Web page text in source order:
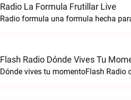
Radio La Formula Frutillar Live
Flash Radio Dónde Vives Tu
Dónde vives tu momentoFlash Radio